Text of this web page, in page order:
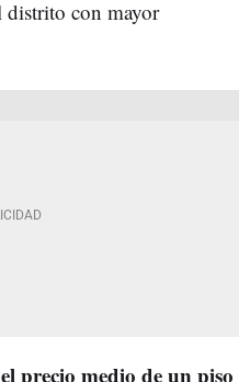
distrito con mayor
el precio medio de un piso